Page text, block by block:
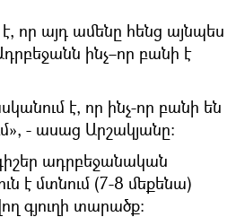
որ այդ ամենը հենց այնպես
ինչ–որ բանի է
է, որ ինչ-որ բանի են
- ասաց Արշակյանը:
ադրբեջանական
է մտնում (7-8 մեքենա)
գյուղի տարածք։